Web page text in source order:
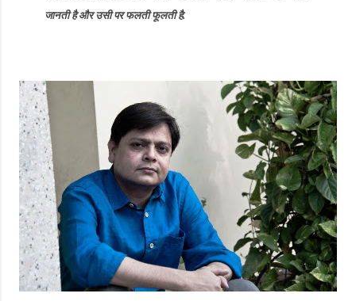
जानती है और उसी पर फलती फूलती है.